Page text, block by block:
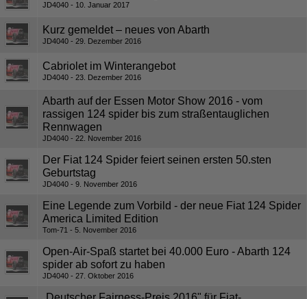
JD4040 10. Januar 2017
Kurz gemeldet – neues von Abarth
JD4040 29. Dezember 2016
Cabriolet im Winterangebot
JD4040 23. Dezember 2016
Abarth auf der Essen Motor Show 2016 - vom
rassigen 124 spider bis zum straßentauglichen
Rennwagen
JD4040 22. November 2016
Der Fiat 124 Spider feiert seinen ersten 50.sten
Geburtstag
JD4040 9. November 2016
Eine Legende zum Vorbild - der neue Fiat 124 Spider
America Limited Edition
Tom-71 5. November 2016
Open-Air-Spaß startet bei 40.000 Euro - Abarth 124
spider ab sofort zu haben
JD4040 27. Oktober 2016